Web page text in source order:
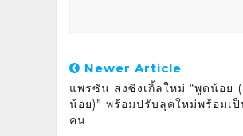
Newer Article
แพรซัน ส่งซิงเกิ้ลใหม่ “พูดน้อย
น้อย)” พร้อมปรับลุคใหม่พร้อมเ
คน